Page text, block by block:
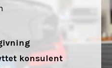
konsulent